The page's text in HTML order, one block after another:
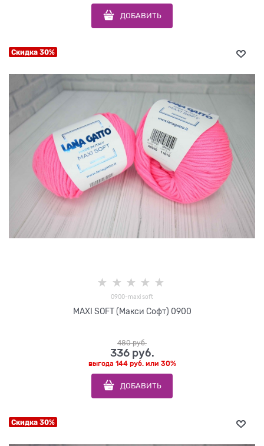
ДОБАВИТЬ
Скидка 30%
0900-maxi soft
MAXI SOFT (Макси Софт) 0900
480 руб.
336 руб.
выгода 144 руб.или 30%
ДОБАВИТЬ
Скидка 30%